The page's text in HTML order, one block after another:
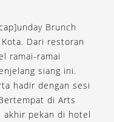
Brunch
Dari restoran
ramai-ramai
siang ini.
hadir dengan sesi
di Arts
akhir pekan di hotel